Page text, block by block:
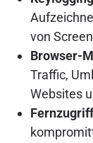
von
Browser-
Traffic,
Websites